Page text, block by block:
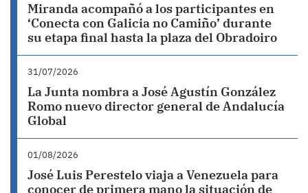
Miranda acompañó a los participantes en
‘Conecta con Galicia no Camiño’ durante
su etapa final hasta la plaza del Obradoiro
31/07/2026
La Junta nombra a José Agustín González
Romo nuevo director general de Andalucía
Global
01/08/2026
José Luis Perestelo viaja a Venezuela para
conocer de primera mano la situación de